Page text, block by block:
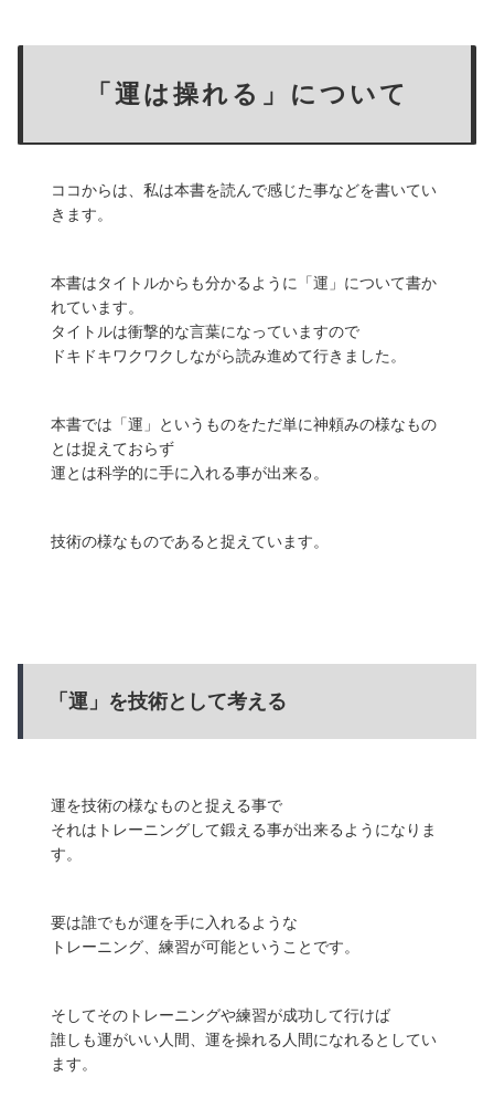
「運は操れる」について
ココからは、私は本書を読んで感じた事などを書いてい
きます。
本書はタイトルからも分かるように「運」について書か
れています。
タイトルは衝撃的な言葉になっていますので
ドキドキワクワクしながら読み進めて行きました。
本書では「運」というものをただ単に神頼みの様なもの
とは捉えておらず
運とは科学的に手に入れる事が出来る。
技術の様なものであると捉えています。
「運」を技術として考える
運を技術の様なものと捉える事で
それはトレーニングして鍛える事が出来るようになりま
す。
要は誰でもが運を手に入れるような
トレーニング、練習が可能ということです。
そしてそのトレーニングや練習が成功して行けば
誰しも運がいい人間、運を操れる人間になれるとしてい
ます。